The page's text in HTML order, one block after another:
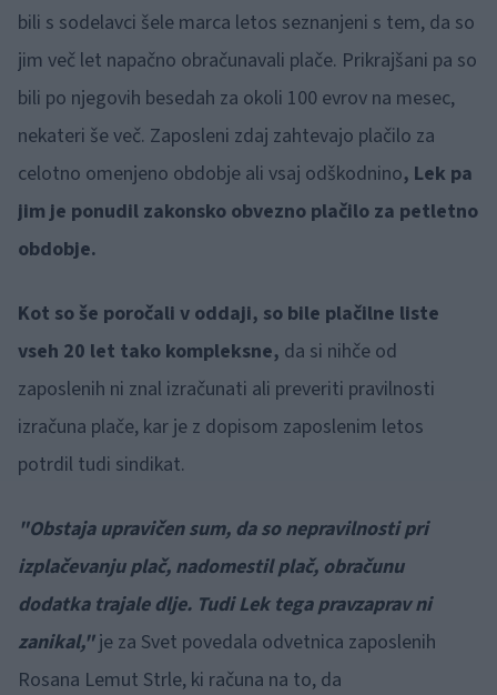
bili s sodelavci šele marca letos seznanjeni s tem, da so
jim več let napačno obračunavali plače. Prikrajšani pa so
bili po njegovih besedah za okoli 100 evrov na mesec,
nekateri še več. Zaposleni zdaj zahtevajo plačilo za
celotno omenjeno obdobje ali vsaj odškodnino, Lek pa
jim je ponudil zakonsko obvezno plačilo za petletno
obdobje.
Kot so še poročali v oddaji, so bile plačilne liste
vseh 20 let tako kompleksne, da si nihče od
zaposlenih ni znal izračunati ali preveriti pravilnosti
izračuna plače, kar je z dopisom zaposlenim letos
potrdil tudi sindikat.
"Obstaja upravičen sum, da so nepravilnosti pri
izplačevanju plač, nadomestil plač, obračunu
dodatka trajale dlje. Tudi Lek tega pravzaprav ni
zanikal,"je za Svet povedala odvetnica zaposlenih
Rosana Lemut Strle, ki računa na to, da